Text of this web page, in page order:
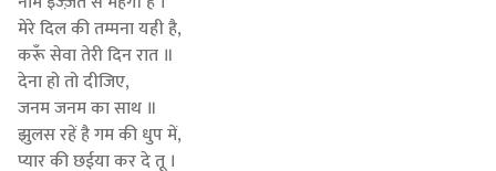
मेरे दिल की तम्मना यही है,
करूँ सेवा तेरी दिन रात ॥
देना हो तो दीजिए,
जनम जनम का साथ ॥
झुलस रहें है गम की धुप में,
प्यार की छईया कर दे तू ।